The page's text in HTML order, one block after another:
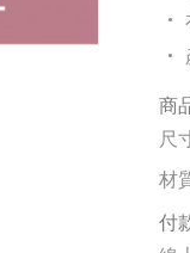
商
尺
材
付